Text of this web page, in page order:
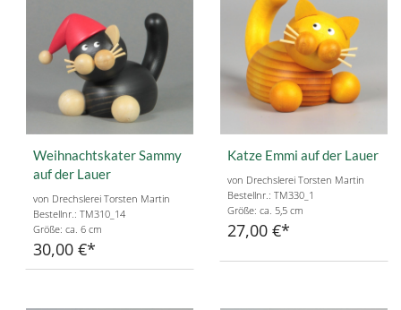
Weihnachtskater Sammy
auf der Lauer
von Drechslerei Torsten Martin
Bestellnr.: TM310_14
Größe: ca. 6 cm
30,00 €
Katze Emmi auf der Lauer
von Drechslerei Torsten Martin
Bestellnr.: TM330_1
Größe: ca. 5,5 cm
27,00 €